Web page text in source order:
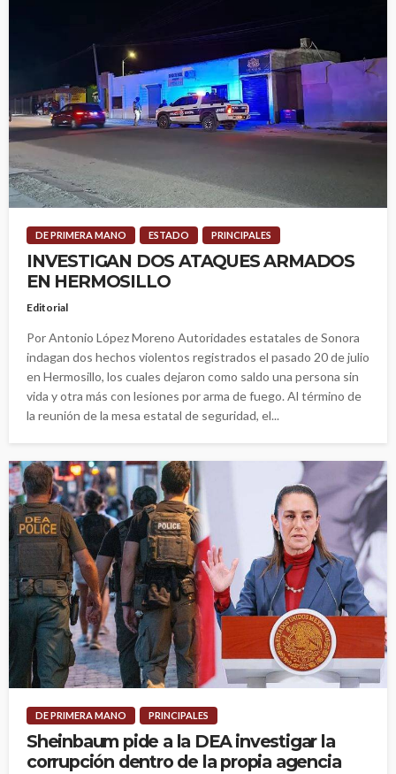
DE PRIMERA MANO ESTADO PRINCIPALES
INVESTIGAN DOS ATAQUES ARMADOS
EN HERMOSILLO
Editorial
Por Antonio López Moreno Autoridades estatales de Sonora
indagan dos hechos violentos registrados el pasado 20 de julio
en Hermosillo, los cuales dejaron como saldo una persona sin
vida y otra más con lesiones por arma de fuego. Al término de
la reunión de la mesa estatal de seguridad, el...
DE PRIMERA MANO PRINCIPALES
Sheinbaum pide a la DEA investigar la
corrupción dentro de la propia agencia